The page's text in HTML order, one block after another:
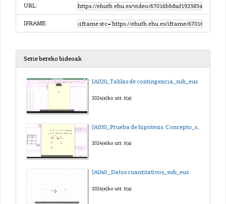
URL:
IFRAME:
Serie bereko bideoak
JA020_Tablas de contingencia_sub_eus
2024(e)ko urr. 5(a)
2024(e)ko urr. 5(a)
JA040 _Datos cuantitativos_sub_eus
2024(e)ko urr. 5(a)